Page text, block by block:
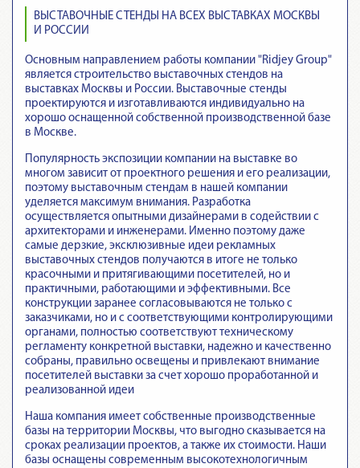
ВЫСТАВОЧНЫЕ СТЕНДЫ НА ВСЕХ ВЫСТАВКАХ МОСКВЫ
И РОССИИ
Основным направлением работы компании "Ridjey Group"
является строительство выставочных стендов на
выставках Москвы и России. Выставочные стенды
проектируются и изготавливаются индивидуально на
хорошо оснащенной собственной производственной базе
в Москве.
Популярность экспозиции компании на выставке во
многом зависит от проектного решения и его реализации,
поэтому выставочным стендам в нашей компании
уделяется максимум внимания. Разработка
осуществляется опытными дизайнерами в содействии с
архитекторами и инженерами. Именно поэтому даже
самые дерзкие, эксклюзивные идеи рекламных
выставочных стендов получаются в итоге не только
красочными и притягивающими посетителей, но и
практичными, работающими и эффективными. Все
конструкции заранее согласовываются не только с
заказчиками, но и с соответствующими контролирующими
органами, полностью соответствуют техническому
регламенту конкретной выставки, надежно и качественно
собраны, правильно освещены и привлекают внимание
посетителей выставки за счет хорошо проработанной и
реализованной идеи
Наша компания имеет собственные производственные
базы на территории Москвы, что выгодно сказывается на
сроках реализации проектов, а также их стоимости. Наши
базы оснащены современным высокотехнологичным